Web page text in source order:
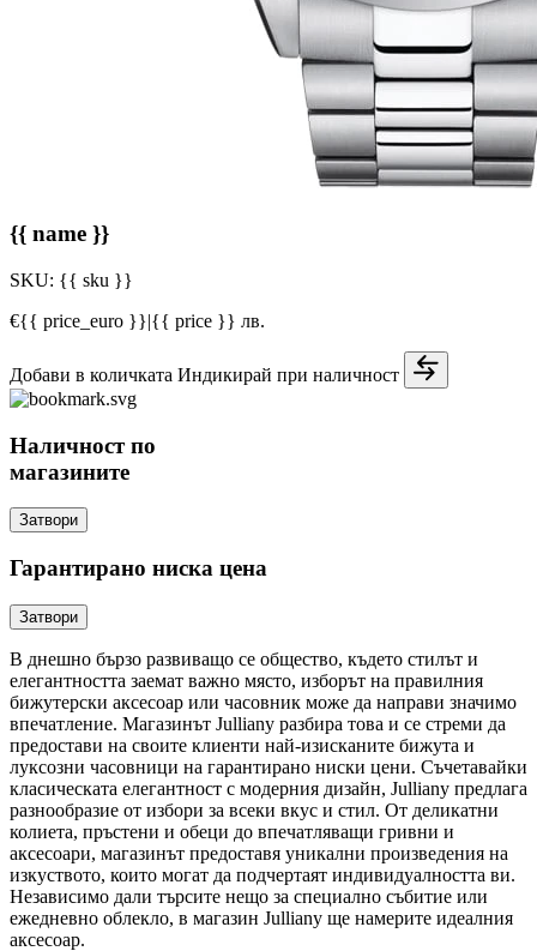
{{ name }}
SKU: {{ sku }}
€{{ price_euro }}|{{ price }} лв.
Добави в количката Индикирай при наличност
Наличност по
магазините
Затвори
Гарантирано ниска цена
Затвори
В днешно бързо развиващо се общество, където стилът и
елегантността заемат важно място, изборът на правилния
бижутерски аксесоар или часовник може да направи значимо
впечатление. Магазинът Julliany разбира това и се стреми да
предостави на своите клиенти най-изисканите бижута и
луксозни часовници на гарантирано ниски цени. Съчетавайки
класическата елегантност с модерния дизайн, Julliany предлага
разнообразие от избори за всеки вкус и стил. От деликатни
колиета, пръстени и обеци до впечатляващи гривни и
аксесоари, магазинът предоставя уникални произведения на
изкуството, които могат да подчертаят индивидуалността ви.
Независимо дали търсите нещо за специално събитие или
ежедневно облекло, в магазин Julliany ще намерите идеалния
аксесоар.